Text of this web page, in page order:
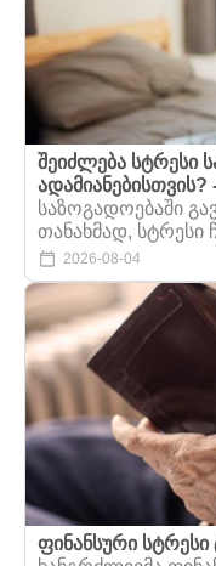
შეიძლება სტრესი
საზოგადოებაში
თანახმად, სტრესი
2026-08-04
ფინანსური სტრესი